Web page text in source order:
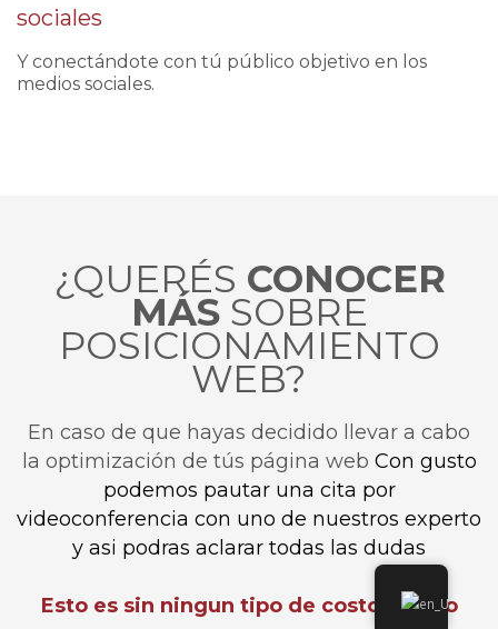
sociales
Y conectándote con tú público objetivo en los
medios sociales.
¿QUERÉS CONOCER
MÁSSOBRE
POSICIONAMIENTO
WEB?
En caso de que hayas decidido llevar a cabo
la optimización de tús página web Con gusto
podemos pautar una cita por
videoconferencia con uno de nuestros experto
y asi podras aclarar todas las dudas
Esto es sin ningun tipo de costo alguno